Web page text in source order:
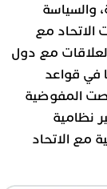
والسياسة
الاتحاد مع
مع دول
في قواعد
المفوضية
نظامية
مع الاتحاد